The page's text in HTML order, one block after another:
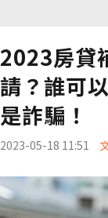
2023房貸
請？誰可
是詐騙！
2023-05-18 11:51